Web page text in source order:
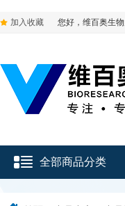
加入收藏 您好，维百奥生
全部商品分类